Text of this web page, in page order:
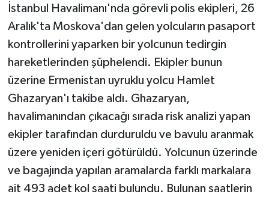
İstanbul Havalimanı'nda görevli polis ekipleri, 26
Aralık'ta Moskova'dan gelen yolcuların pasaport
kontrollerini yaparken bir yolcunun tedirgin
hareketlerinden şüphelendi. Ekipler bunun
üzerine Ermenistan uyruklu yolcu Hamlet
Ghazaryan'ı takibe aldı. Ghazaryan,
havalimanından çıkacağı sırada risk analizi yapan
ekipler tarafından durduruldu ve bavulu aranmak
üzere yeniden içeri götürüldü. Yolcunun üzerinde
ve bagajında yapılan aramalarda farklı markalara
ait 493 adet kol saati bulundu. Bulunan saatlerin